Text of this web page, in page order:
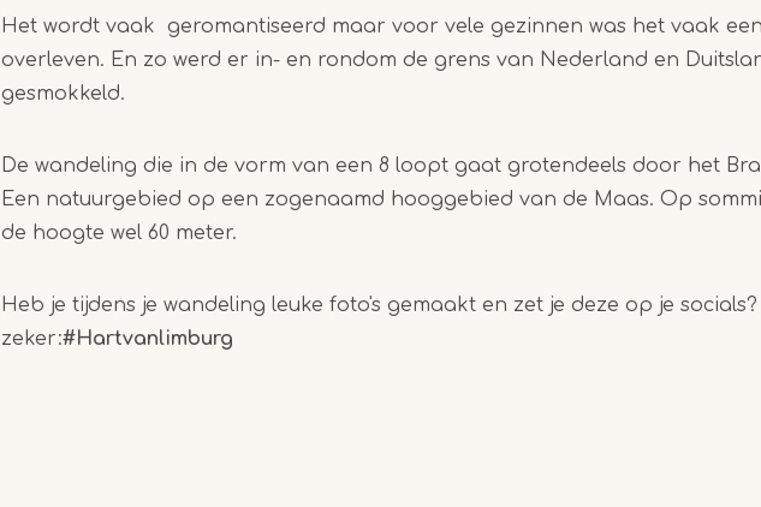
Het wordt vaak geromantiseerd maar voor vele gezinnen was het vaak
overleven. En zo werd er in- en rondom de grens van Nederland en
gesmokkeld.
De wandeling die in de vorm van een 8 loopt gaat grotendeels door het
Een natuurgebied op een zogenaamd hooggebied van de Maas. Op
de hoogte wel 60 meter.
Heb je tijdens je wandeling leuke foto's gemaakt en zet je deze op je
zeker:#Hartvanlimburg